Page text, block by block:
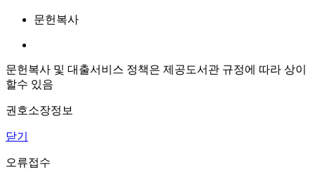
문헌복사
문헌복사 및 대출서비스 정책은 제공도서관 규정에 따라 상이
할수 있음
권호소장정보
닫기
오류접수